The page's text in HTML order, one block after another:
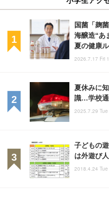
国菌「麹
海醸造“あ
夏の健康
2026.7.17 Fri
夏休みに
識…学校通
2025.7.29
子どもの
は外遊び
2018.4.24